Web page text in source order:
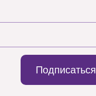
Подписаться